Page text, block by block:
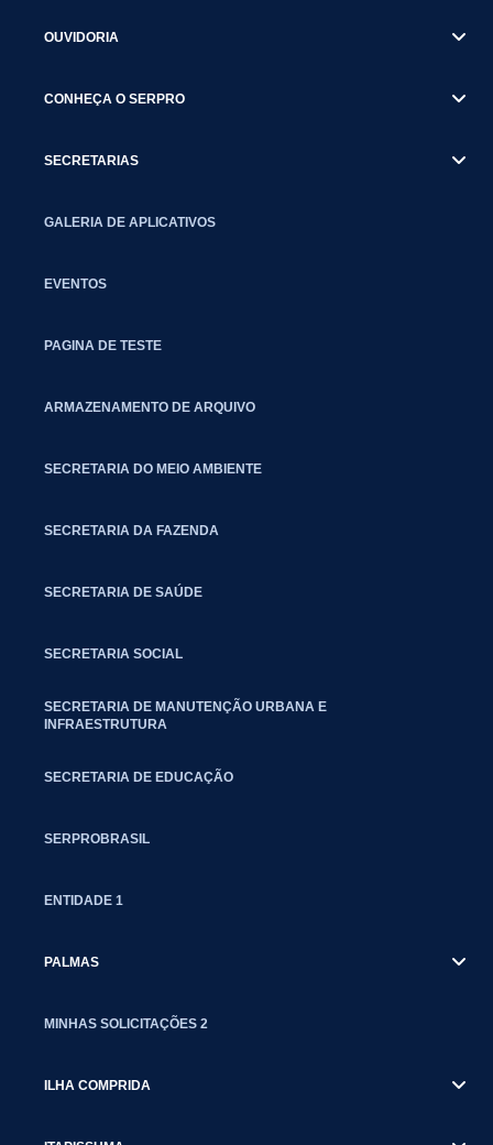
OUVIDORIA
CONHEÇA O SERPRO
SECRETARIAS
GALERIA DE APLICATIVOS
EVENTOS
PAGINA DE TESTE
ARMAZENAMENTO DE ARQUIVO
SECRETARIA DO MEIO AMBIENTE
SECRETARIA DA FAZENDA
SECRETARIA DE SAÚDE
SECRETARIA SOCIAL
SECRETARIA DE MANUTENÇÃO URBANA E
INFRAESTRUTURA
SECRETARIA DE EDUCAÇÃO
SERPROBRASIL
ENTIDADE 1
PALMAS
MINHAS SOLICITAÇÕES 2
ILHA COMPRIDA